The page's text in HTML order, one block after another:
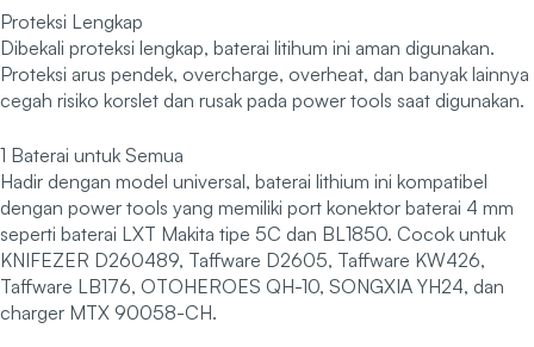
Proteksi Lengkap
Dibekali proteksi lengkap, baterai litihum ini aman digunakan.
Proteksi arus pendek, overcharge, overheat, dan banyak lainnya
cegah risiko korslet dan rusak pada power tools saat digunakan.
1 Baterai untuk Semua
Hadir dengan model universal, baterai lithium ini kompatibel
dengan power tools yang memiliki port konektor baterai 4 mm
seperti baterai LXT Makita tipe 5C dan BL1850. Cocok untuk
KNIFEZER D260489, Taffware D2605, Taffware KW426,
Taffware LB176, OTOHEROES QH-10, SONGXIA YH24, dan
charger MTX 90058-CH.